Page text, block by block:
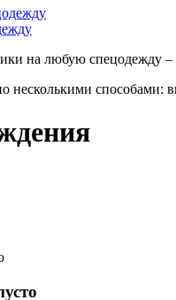
на любую спецодежду –
несколькими способами: